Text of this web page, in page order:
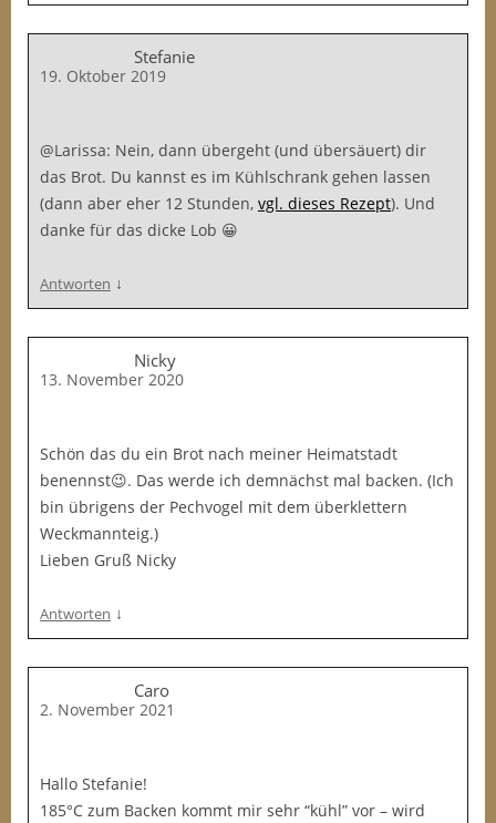
Stefanie
19. Oktober 2019
@Larissa: Nein, dann übergeht (und übersäuert) dir
das Brot. Du kannst es im Kühlschrank gehen lassen
(dann aber eher 12 Stunden, vgl. dieses Rezept). Und
danke für das dicke Lob 😀
Antworten ↓
Nicky
13. November 2020
Schön das du ein Brot nach meiner Heimatstadt
benennst😉. Das werde ich demnächst mal backen. (Ich
bin übrigens der Pechvogel mit dem überklettern
Weckmannteig.)
Lieben Gruß Nicky
Antworten ↓
Caro
2. November 2021
Hallo Stefanie!
185°C zum Backen kommt mir sehr “kühl” vor – wird